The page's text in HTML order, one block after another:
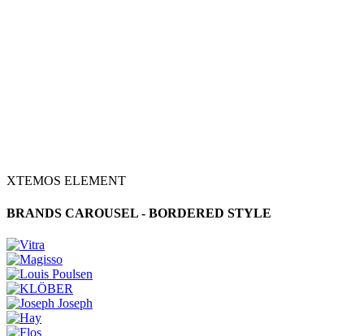
XTEMOS ELEMENT
BRANDS CAROUSEL - BORDERED STYLE